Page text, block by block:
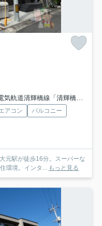
軌道清輝橋線「清輝橋」駅 徒歩11分
アコン
バルコニー
元駅が徒歩16分。スーパーな
環境。インタ... もっと見る